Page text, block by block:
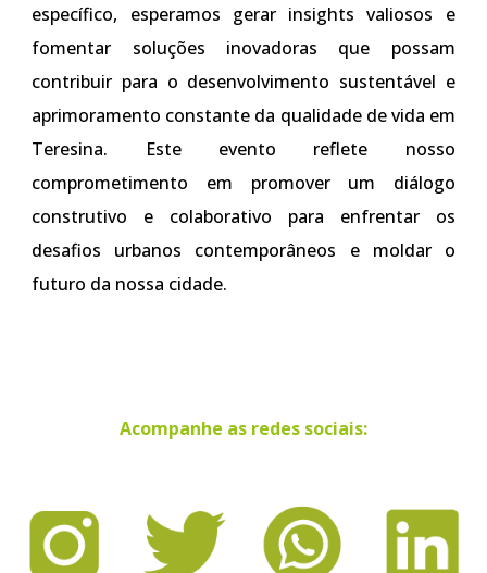
específico, esperamos gerar insights valiosos e
fomentar soluções inovadoras que possam
contribuir para o desenvolvimento sustentável e
aprimoramento constante da qualidade de vida em
Teresina. Este evento reflete nosso
comprometimento em promover um diálogo
construtivo e colaborativo para enfrentar os
desafios urbanos contemporâneos e moldar o
futuro da nossa cidade.
Acompanhe as redes sociais: